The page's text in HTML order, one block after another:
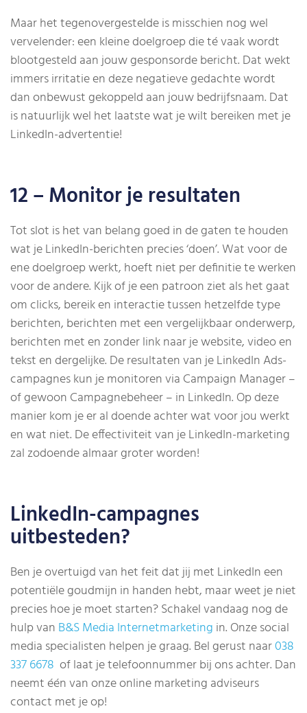
Maar het tegenovergestelde is misschien nog wel
vervelender: een kleine doelgroep die té vaak wordt
blootgesteld aan jouw gesponsorde bericht. Dat wekt
immers irritatie en deze negatieve gedachte wordt
dan onbewust gekoppeld aan jouw bedrijfsnaam. Dat
is natuurlijk wel het laatste wat je wilt bereiken met je
LinkedIn-advertentie!
12 – Monitor je resultaten
Tot slot is het van belang goed in de gaten te houden
wat je LinkedIn-berichten precies ‘doen’. Wat voor de
ene doelgroep werkt, hoeft niet per definitie te werken
voor de andere. Kijk of je een patroon ziet als het gaat
om clicks, bereik en interactie tussen hetzelfde type
berichten, berichten met een vergelijkbaar onderwerp,
berichten met en zonder link naar je website, video en
tekst en dergelijke. De resultaten van je LinkedIn Ads-
campagnes kun je monitoren via Campaign Manager –
of gewoon Campagnebeheer – in LinkedIn. Op deze
manier kom je er al doende achter wat voor jou werkt
en wat niet. De effectiviteit van je LinkedIn-marketing
zal zodoende almaar groter worden!
LinkedIn-campagnes
uitbesteden?
Ben je overtuigd van het feit dat jij met LinkedIn een
potentiële goudmijn in handen hebt, maar weet je niet
precies hoe je moet starten? Schakel vandaag nog de
hulp van B&S Media Internetmarketing in. Onze social
media specialisten helpen je graag. Bel gerust naar038
337 6678 of laat je telefoonnummer bij ons achter. Dan
neemt één van onze online marketing adviseurs
contact met je op!